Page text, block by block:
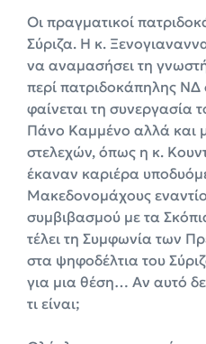
Οι πραγματικοί
Σύριζα. Η κ.
να αναμασήσει τη
περί πατριδοκάπηλης
φαίνεται τη συνεργασία
Πάνο Καμμένο αλλά και
στελεχών, όπως η κ.
έκαναν καριέρα
Μακεδονομάχους
συμβιβασμού με τα
τέλει τη Συμφωνία των
στα ψηφοδέλτια του
για μια θέση… Αν αυτό
τι είναι;